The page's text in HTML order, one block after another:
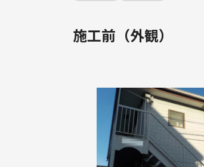
施工前（外観）